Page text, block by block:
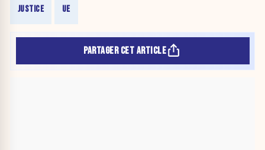
JUSTICE UE
PARTAGER CET ARTICLE